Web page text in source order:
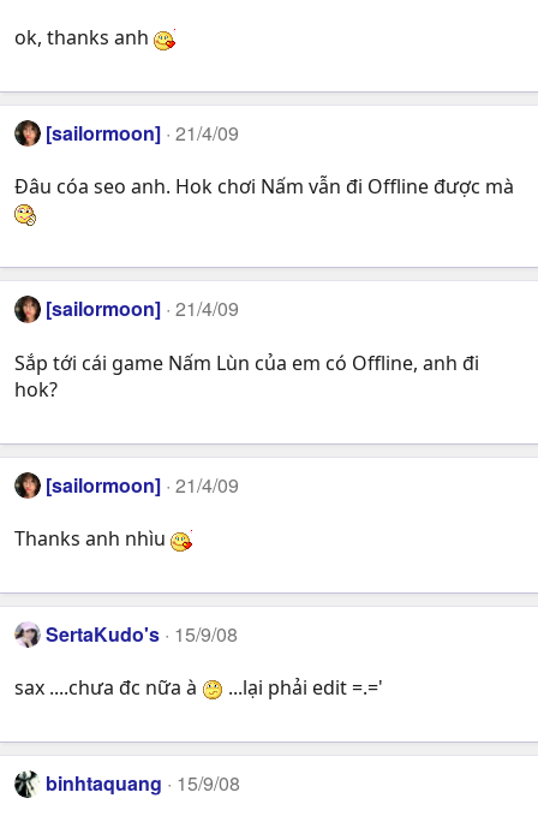
ok, thanks anh
[sailormoon] 21/4/09
Đâu cóa seo anh. Hok chơi Nấm vẫn đi Offline được mà
[sailormoon] 21/4/09
Sắp tới cái game Nấm Lùn của em có Offline, anh đi
hok?
[sailormoon] 21/4/09
Thanks anh nhìu
SertaKudo's 15/9/08
sax ....chưa đc nữa à ...lại phải edit =.='
binhtaquang 15/9/08